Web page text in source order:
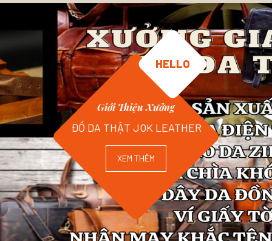
HELLO
Giới Thiệu Xưởng
ĐỒ DA THẬT JOK LEATHER
XEM THÊM